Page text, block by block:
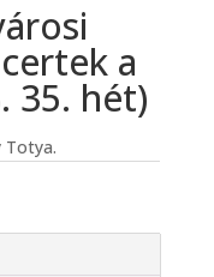
a
35. hét)
Totya.